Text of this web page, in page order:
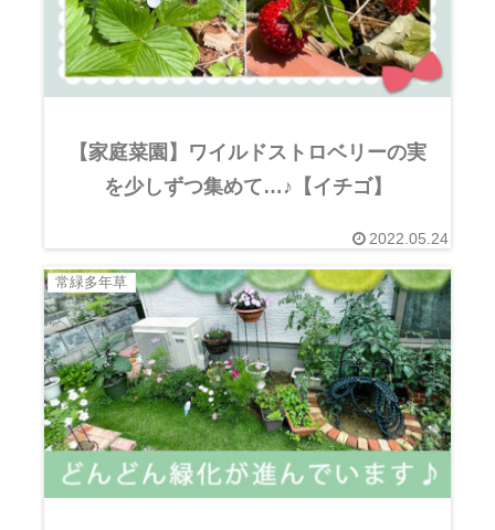
【家庭菜園】ワイルドストロベリーの実
を少しずつ集めて…♪【イチゴ】
2022.05.24
常緑多年草